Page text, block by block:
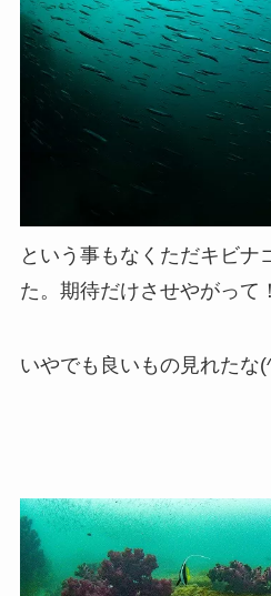
という事もなくただキビナ
た。期待だけさせやがって
いやでも良いもの見れたな